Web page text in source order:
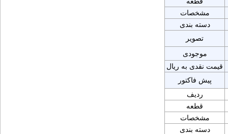
مشخصات
دسته بندی
تصویر
موجودی
قیمت نقدی به ریال
پیش فاکتور
ردیف
قطعه
مشخصات
دسته بندی